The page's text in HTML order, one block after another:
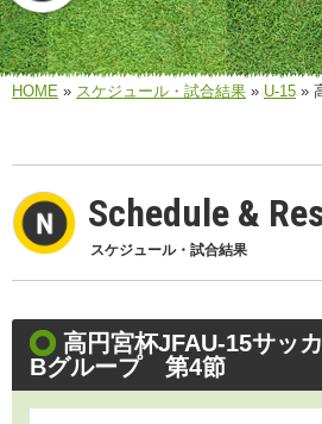
HOME » スケジュール・試合結果 » U-15 »
Schedule &
スケジュール・試合結果
高円宮杯JFAU-15サ
Bグループ 第4節